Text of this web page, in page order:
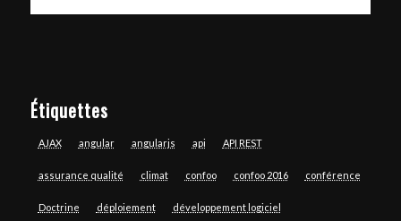
Étiquettes
AJAX angular angularjs api API REST
assurance qualité climat confoo confoo 2016 conférence
Doctrine déploiement développement logiciel